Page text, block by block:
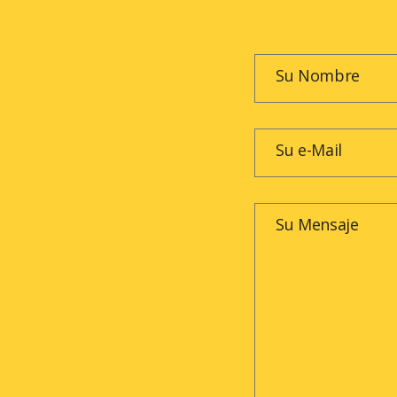
Su Nombre
Su e-Mail
Su Mensaje